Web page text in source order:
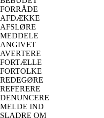
FORRÅDE
AFDÆKKE
AFSLØRE
MEDDELE
ANGIVET
AVERTERE
FORTÆLLE
FORTOLKE
REDEGØRE
REFERERE
DENUNCERE
MELDE IND
SLADRE OM